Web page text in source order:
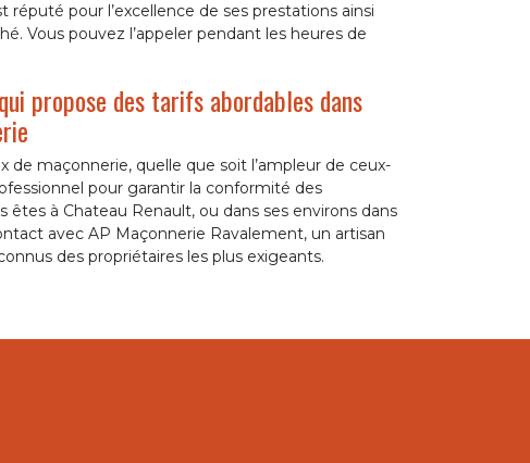
pour l’excellence de ses prestations ainsi
Vous pouvez l’appeler pendant les heures de
propose des tarifs abordables dans
de maçonnerie, quelle que soit l’ampleur de ceux-
pour garantir la conformité des
êtes à Chateau Renault, ou dans ses environs dans
avec AP Maçonnerie Ravalement, un artisan
des propriétaires les plus exigeants.